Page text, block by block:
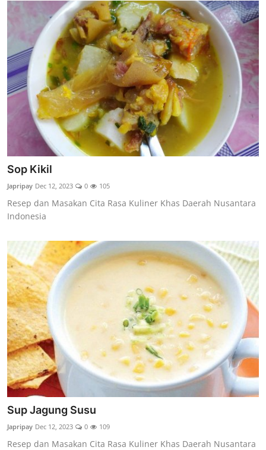
Sop Kikil
Japripay Dec 12, 2023 0 105
Resep dan Masakan Cita Rasa Kuliner Khas Daerah Nusantara
Indonesia
Sup Jagung Susu
Japripay Dec 12, 2023 0 109
Resep dan Masakan Cita Rasa Kuliner Khas Daerah Nusantara